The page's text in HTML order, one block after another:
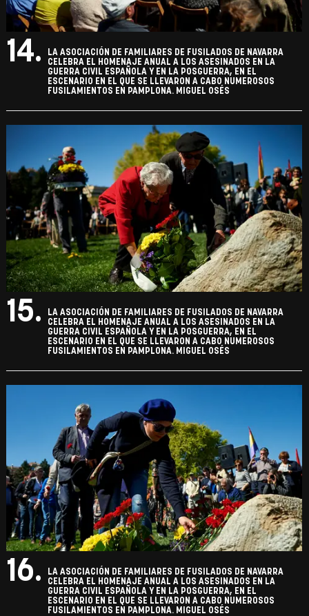
14.
LA ASOCIACIÓN DE FAMILIARES DE FUSILADOS DE NAVARRA
CELEBRA EL HOMENAJE ANUAL A LOS ASESINADOS EN LA
GUERRA CIVIL ESPAÑOLA Y EN LA POSGUERRA, EN EL
ESCENARIO EN EL QUE SE LLEVARON A CABO NUMEROSOS
FUSILAMIENTOS EN PAMPLONA. MIGUEL OSÉS
15.
LA ASOCIACIÓN DE FAMILIARES DE FUSILADOS DE NAVARRA
CELEBRA EL HOMENAJE ANUAL A LOS ASESINADOS EN LA
GUERRA CIVIL ESPAÑOLA Y EN LA POSGUERRA, EN EL
ESCENARIO EN EL QUE SE LLEVARON A CABO NUMEROSOS
FUSILAMIENTOS EN PAMPLONA. MIGUEL OSÉS
16.
LA ASOCIACIÓN DE FAMILIARES DE FUSILADOS DE NAVARRA
CELEBRA EL HOMENAJE ANUAL A LOS ASESINADOS EN LA
GUERRA CIVIL ESPAÑOLA Y EN LA POSGUERRA, EN EL
ESCENARIO EN EL QUE SE LLEVARON A CABO NUMEROSOS
FUSILAMIENTOS EN PAMPLONA. MIGUEL OSÉS